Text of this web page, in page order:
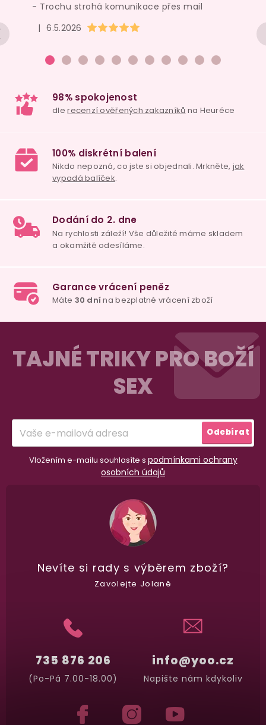
Hodnocení obchodu je 5 z 5 hvězdiček.
| 6.5.2026
- Trochu strohá komunikace přes mail
98% spokojenost
100% diskrétní balení
Nikdo nepozná, co jste si objednali. Mrkněte,
Garance vrácení peněz
na bezplatné vrácení zboží
TAJNÉ TRIKY PRO BOŽÍ
SEX
Vložením e-mailu souhlasíte s podmínkami ochrany
osobních údajů
Odebírat
info@yoo.cz
Napište nám kdykoliv
735 876 206
(Po-Pá 7.00-18.00)
Nevíte si rady s výběrem zboží?
Zavolejte Jolaně